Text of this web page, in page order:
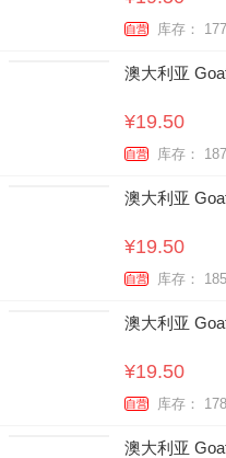
自营 库存： 177
澳大利亚
¥19.50
自营 库存： 187
澳大利亚
¥19.50
自营 库存： 185
澳大利亚
¥19.50
自营 库存： 178
澳大利亚